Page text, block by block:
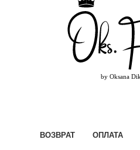
ВОЗВРАТ ОПЛАТА